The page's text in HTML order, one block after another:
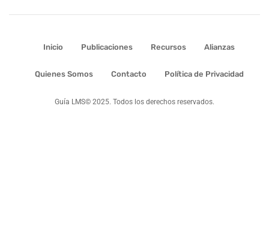
Inicio Publicaciones Recursos Alianzas
Quienes Somos Contacto Política de Privacidad
Guía LMS© 2025. Todos los derechos reservados.